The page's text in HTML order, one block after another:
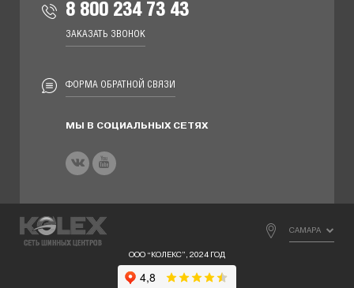
8 800 234 73 43
ЗАКАЗАТЬ ЗВОНОК
ФОРМА ОБРАТНОЙ СВЯЗИ
МЫ В СОЦИАЛЬНЫХ СЕТЯХ
САМАРА
ООО “КОЛЕКС”, 2024 ГОД